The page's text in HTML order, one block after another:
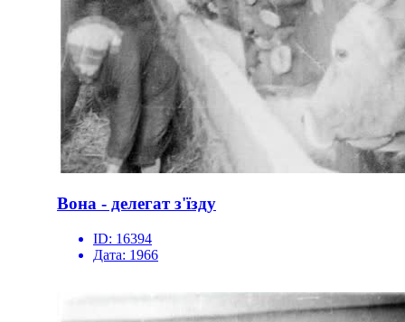
Вона - делегат з'їзду
ID: 16394
Дата: 1966